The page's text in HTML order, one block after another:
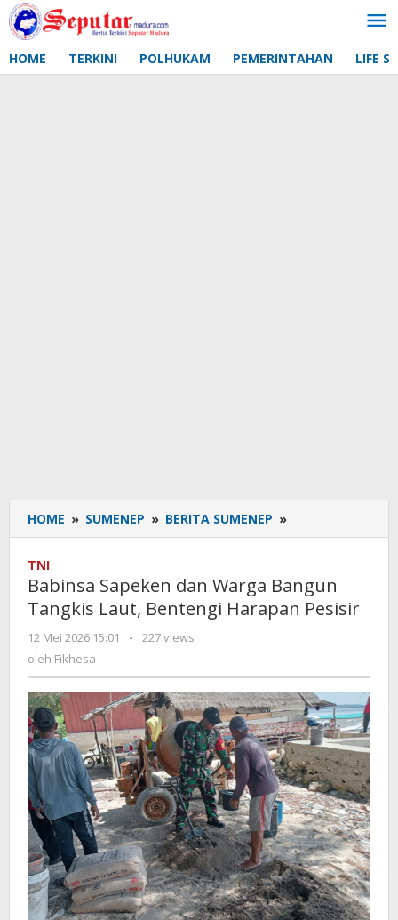
Lewati
ke
HOME TERKINI POLHUKAM PEMERINTAHAN LIFE
HOME » SUMENEP » BERITA SUMENEP »
Sapeken
Bangun
Tangkis
TNI
Babinsa Sapeken dan Warga Bangun
Tangkis Laut, Bentengi Harapan Pesisir
12 Mei 2026 15:01
oleh
-
227 views
oleh Fikhesa